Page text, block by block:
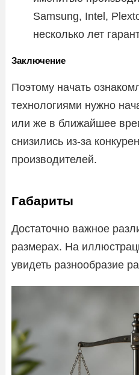
Samsung, Intel,
несколько лет
Заключение
Поэтому начать
технологиями нужно
или же в ближайшее
снизились из-за
производителей.
Габариты
Достаточно важное
размерах. На
увидеть разнообразие